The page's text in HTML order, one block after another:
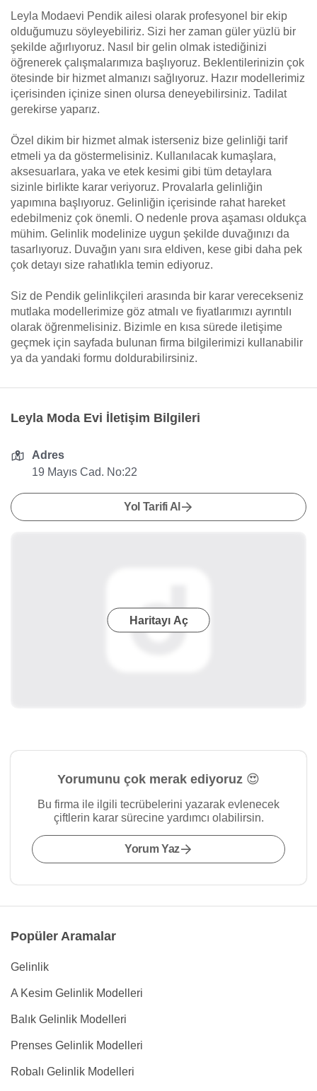
Leyla Modaevi Pendik ailesi olarak profesyonel bir ekip
olduğumuzu söyleyebiliriz. Sizi her zaman güler yüzlü bir
şekilde ağırlıyoruz. Nasıl bir gelin olmak istediğinizi
öğrenerek çalışmalarımıza başlıyoruz. Beklentilerinizin çok
ötesinde bir hizmet almanızı sağlıyoruz. Hazır modellerimiz
içerisinden içinize sinen olursa deneyebilirsiniz. Tadilat
gerekirse yaparız.
Özel dikim bir hizmet almak isterseniz bize gelinliği tarif
etmeli ya da göstermelisiniz. Kullanılacak kumaşlara,
aksesuarlara, yaka ve etek kesimi gibi tüm detaylara
sizinle birlikte karar veriyoruz. Provalarla gelinliğin
yapımına başlıyoruz. Gelinliğin içerisinde rahat hareket
edebilmeniz çok önemli. O nedenle prova aşaması oldukça
mühim. Gelinlik modelinize uygun şekilde duvağınızı da
tasarlıyoruz. Duvağın yanı sıra eldiven, kese gibi daha pek
çok detayı size rahatlıkla temin ediyoruz.
Siz de Pendik gelinlikçileri arasında bir karar verecekseniz
mutlaka modellerimize göz atmalı ve fiyatlarımızı ayrıntılı
olarak öğrenmelisiniz. Bizimle en kısa sürede iletişime
geçmek için sayfada bulunan firma bilgilerimizi kullanabilir
ya da yandaki formu doldurabilirsiniz.
Leyla Moda Evi İletişim Bilgileri
Adres
19 Mayıs Cad. No:22
Yol Tarifi Al
Haritayı Aç
Yorumunu çok merak ediyoruz 😍
Bu firma ile ilgili tecrübelerini yazarak evlenecek
çiftlerin karar sürecine yardımcı olabilirsin.
Yorum Yaz
Popüler Aramalar
Gelinlik
A Kesim Gelinlik Modelleri
Balık Gelinlik Modelleri
Prenses Gelinlik Modelleri
Robalı Gelinlik Modelleri